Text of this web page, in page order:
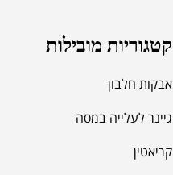
קטגוריות מובילות
אבקות חלבון
גיינר לעלייה במסה
קריאטין